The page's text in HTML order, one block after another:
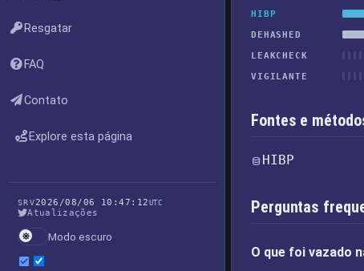
Resgatar
FAQ
Contato
Explore esta página
SRV2026/08/06 10:47:12UTC
Atualizações
Modo escuro
HIBP
DEHASHED
LEAKCHECK
VIGILANTE
Fontes e
HIBP
Perguntas
O que foi vazado